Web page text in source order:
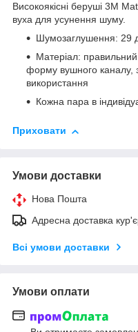
Високоякісні беруші 3M
вуха для усунення шуму.
Шумозаглушення: 29
Матеріал:
форму вушного каналу,
використання
Кожна пара в
Приховати
Умови доставки
Нова Пошта
Адресна доставка
Всі умови доставки
Умови оплати